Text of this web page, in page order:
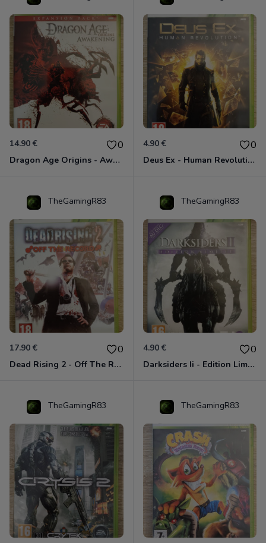
14.90 € 0
Dragon Age Origins - Awakening Xbox 360
4.90 € 0
Deus Ex - Human Revolution Xbox 360
TheGamingR83
17.90 € 0
Dead Rising 2 - Off The Record Xbox 360
TheGamingR83
4.90 € 0
Darksiders Ii - Edition Limitée Xbox 360
TheGamingR83 TheGamingR83